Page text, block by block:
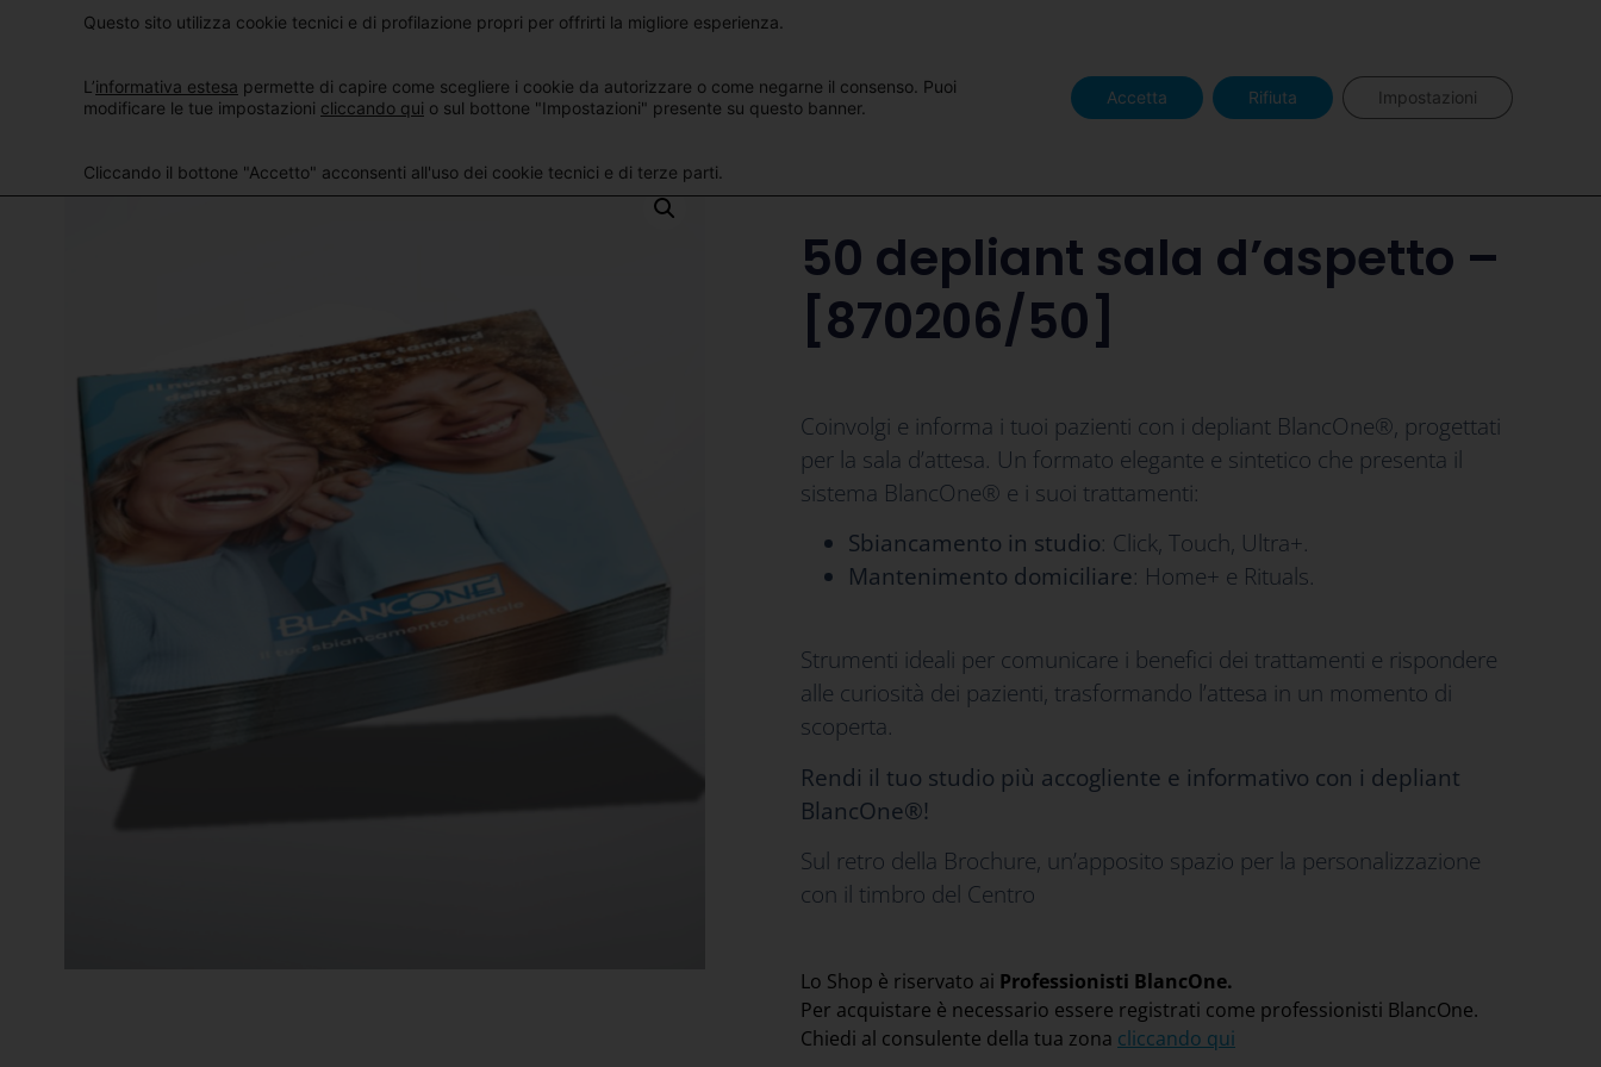
50 depliant sala d’aspetto –
[870206/50]
Coinvolgi e informa i tuoi pazienti con i depliant BlancOne®, progettati
per la sala d’attesa. Un formato elegante e sintetico che presenta il
sistema BlancOne® e i suoi trattamenti:
Sbiancamento in studio: Click, Touch, Ultra+.
Mantenimento domiciliare: Home+ e Rituals.
Strumenti ideali per comunicare i benefici dei trattamenti e rispondere
alle curiosità dei pazienti, trasformando l’attesa in un momento di
scoperta.
Rendi il tuo studio più accogliente e informativo con i depliant
BlancOne®!
Sul retro della Brochure, un’apposito spazio per la personalizzazione
con il timbro del Centro
Lo Shop è riservato ai Professionisti BlancOne.
Per acquistare è necessario essere registrati come professionisti BlancOne.
Chiedi al consulente della tua zona cliccando qui
Questo sito utilizza cookie tecnici e di profilazione propri per offrirti la migliore esperienza.
L’informativa estesa permette di capire come scegliere i cookie da autorizzare o come negarne il consenso. Puoi
modificare le tue impostazioni cliccando qui o sul bottone "Impostazioni" presente su questo banner.
Cliccando il bottone "Accetto" acconsenti all'uso dei cookie tecnici e di terze parti.
Accetta Rifiuta Impostazioni